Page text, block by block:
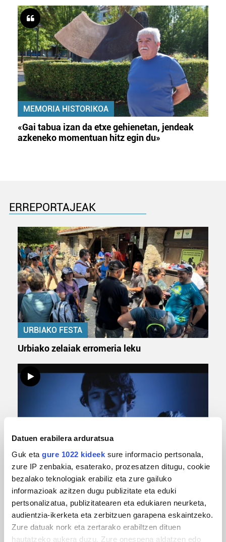
Datuen erabilera arduratsua
Guk eta gure 1022 kideek sure informacio pertsonala,
zure IP zenbakia, esaterako, prozesatzen ditugu, cookie
bezalako teknologiak erabiliz eta zure gailuko
informazioak azitzen dugu publizitate eta eduki
pertsonalizatua, publizitatearen eta edukiaren neurketa,
audientzia-ikerketa eta zerbitzuen garapena eskaintzeko.
Zure datuak nork eta zertarako erabiltzen dituen
hautatzeko aukera duzu. Zure onespena aldatzen edo
MEMORIA HISTORIKOA
«Gai tabua izan da etxe gehienetan, jendeak
azkeneko momentuan hitz egin du»
ERREPORTAJEAK
URBIAKO FESTA
Urbiako zelaiak erromeria leku
MUSIKA
Odik berria ezagutzeko aukera 'KimiK' eta
'Amaaaa!' abestiekin